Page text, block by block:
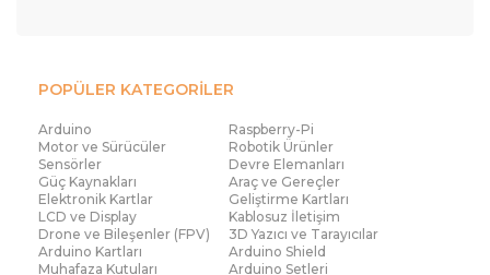
artırır, enerji verimliliğini destekler ve projelerin sorunsuz
ilerlemesine katkı sağlar.
DC Güç Kaynakları Modelleri
Elektronik sistemlerin güvenli ve verimli çalışabilmesi için doğru
akım sağlayan çözümler büyük önem taşır. Genel çerçevede
POPÜLER KATEGORİLER
Arduino
Raspberry-Pi
Motor ve Sürücüler
Robotik Ürünler
Sensörler
Devre Elemanları
Güç Kaynakları
Araç ve Gereçler
Elektronik Kartlar
Geliştirme Kartları
LCD ve Display
Kablosuz İletişim
Drone ve Bileşenler (FPV)
3D Yazıcı ve Tarayıcılar
Arduino Kartları
Arduino Shield
Muhafaza Kutuları
Arduino Setleri